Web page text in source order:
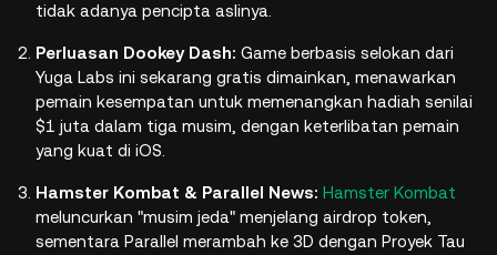
tidak adanya pencipta aslinya.
Perluasan Dookey Dash: Game berbasis selokan dari
Yuga Labs ini sekarang gratis dimainkan, menawarkan
pemain kesempatan untuk memenangkan hadiah senilai
$1 juta dalam tiga musim, dengan keterlibatan pemain
yang kuat di iOS.
Hamster Kombat & Parallel News: Hamster Kombat
meluncurkan "musim jeda" menjelang airdrop token,
sementara Parallel merambah ke 3D dengan Proyek Tau